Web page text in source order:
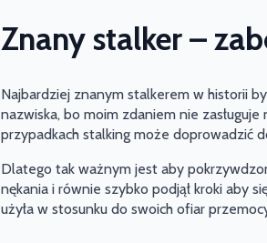
Znany stalker –
Najbardziej znanym stalkerem w historii
nazwiska, bo moim zdaniem nie
przypadkach stalking może doprowadzić
Dlatego tak ważnym jest aby
nękania i równie szybko podjął kroki aby
użyła w stosunku do swoich ofiar